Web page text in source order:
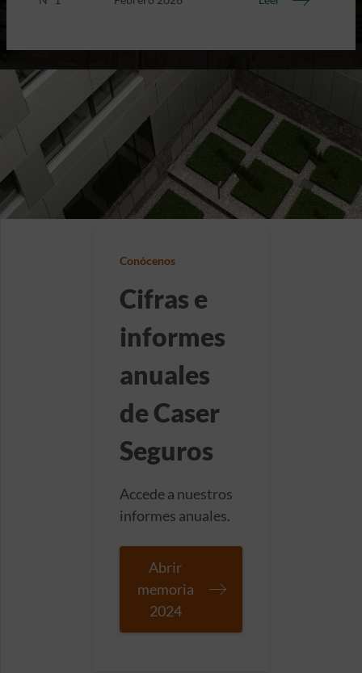
Conócenos
Cifras e
informes
anuales
de Caser
Seguros
Accede a nuestros
informes anuales.
Abrir
memoria
2024